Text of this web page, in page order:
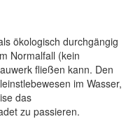
ökologisch durchgängig
Normalfall (kein
fließen kann. Den
im Wasser,
das
zu passieren.